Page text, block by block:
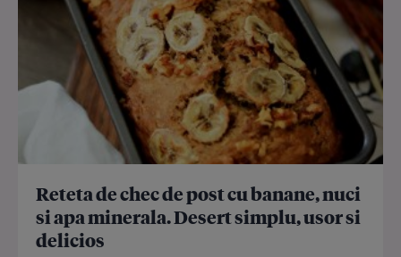
Reteta de chec de post cu banane, nuci
si apa minerala. Desert simplu, usor si
delicios